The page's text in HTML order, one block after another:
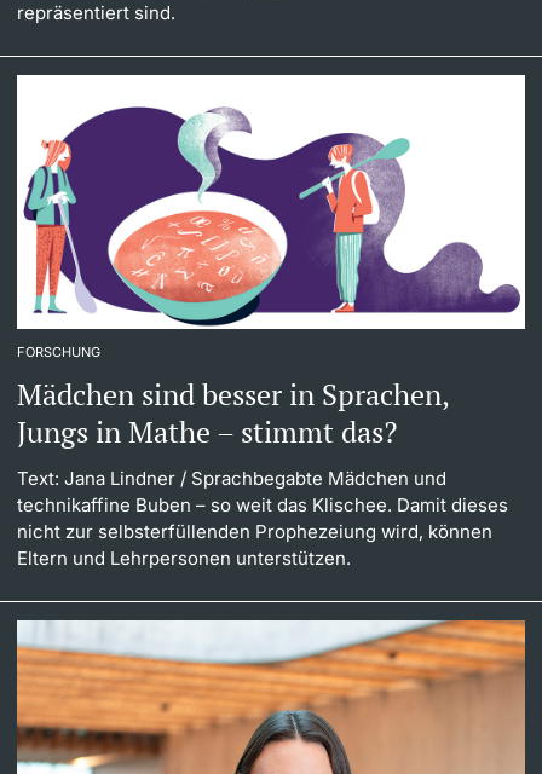
repräsentiert sind.
FORSCHUNG
Mädchen sind besser in Sprachen,
Jungs in Mathe – stimmt das?
Text: Jana Lindner / Sprachbegabte Mädchen und
technikaffine Buben – so weit das Klischee. Damit dieses
nicht zur selbsterfüllenden Prophezeiung wird, können
Eltern und Lehrpersonen unterstützen.